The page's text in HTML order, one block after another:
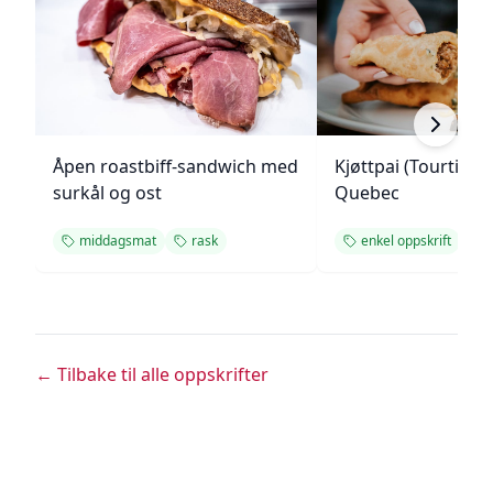
Åpen roastbiff-sandwich med
surkål og ost
middagsmat rask
Kjøttpai
Quebec
enkel oppskrift
← Tilbake til alle oppskrifter